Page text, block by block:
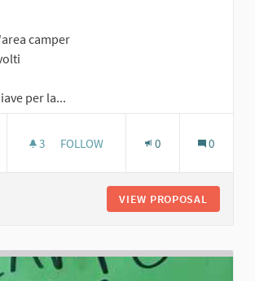
camper
per la...
3 3 FOLLOWERS
FOLLOW 0 0
VIEW PROPOSAL